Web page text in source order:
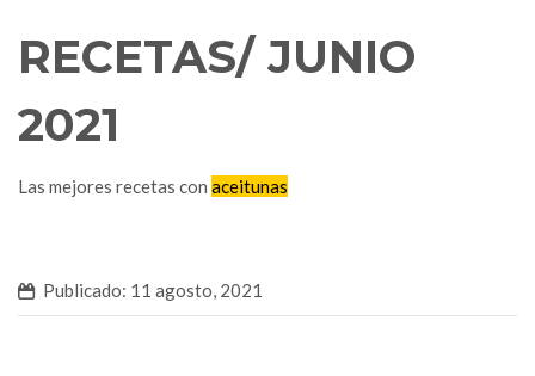
RECETAS/ JUNIO
2021
Las mejores recetas con aceitunas
Publicado: 11 agosto, 2021